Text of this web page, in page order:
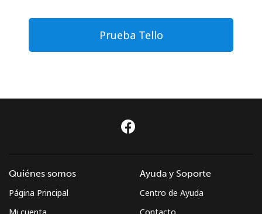
Prueba Tello
Quiénes somos
Página Principal
Ayuda y Soporte
Centro de Ayuda